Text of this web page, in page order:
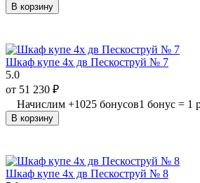
В корзину
Шкаф купе 4х дв Пескоструй № 7
5.0
от 51 230 ₽
Начислим +1025 бонусов1 бонус = 1
В корзину
Шкаф купе 4х дв Пескоструй № 8